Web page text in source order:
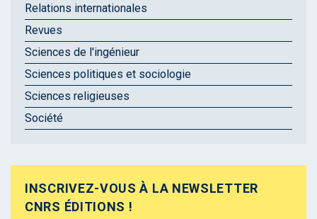
Relations internationales
Revues
Sciences de l'ingénieur
Sciences politiques et sociologie
Sciences religieuses
Société
INSCRIVEZ-VOUS À LA NEWSLETTER
CNRS ÉDITIONS !